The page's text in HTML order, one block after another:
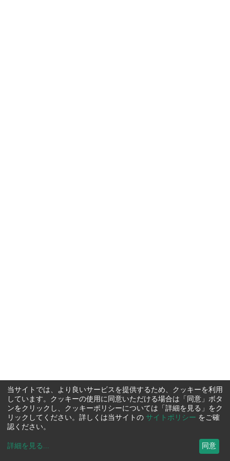
当サイトでは、より良いサービスを提供するため、クッキーを利用
しています。クッキーの使用に同意いただける場合は「同意」ボタ
ンをクリックし、クッキーポリシーについては「詳細を見る」をク
リックしてください。詳しくは当サイトの サイトポリシー をご確
認ください。
詳細を見る ... 同意